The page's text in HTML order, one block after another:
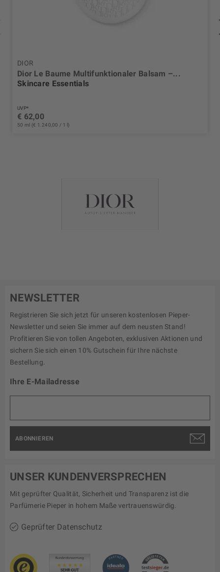
DIOR
Dior Le Baume Multifunktionaler Balsam –...
Skincare Essentials
UVP*
€ 62,00
50 ml (€ 1.240,00 / 1 l)
NEWSLETTER
Registrieren Sie sich jetzt für unseren kostenlosen Pieper-
Newsletter und seien Sie immer auf dem neusten Stand!
Profitieren Sie von tollen Angeboten, exklusiven Aktionen und
sichern Sie sich einen 10% Gutschein für Ihre nächste
Bestellung.
Ihre E-Mailadresse
ABONNIEREN
UNSER KUNDENVERSPRECHEN
Mit geprüfter Qualität, Sicherheit und Transparenz ist die
Parfümerie Pieper in hohem Maße vertrauenswürdig.
Geprüfter Datenschutz